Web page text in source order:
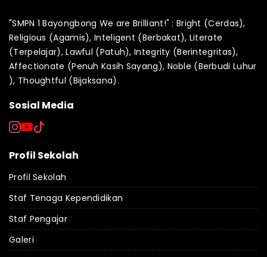
"SMPN 1 Bayongbong We are Brilliant!" : Bright (Cerdas),
Religious (Agamis), Inteligent (Berbakat), Literate
(Terpelajar), Lawful (Patuh), Integrity (Berintegritas),
Affectionate (Penuh Kasih Sayang), Noble (Berbudi Luhur
), Thoughtful (Bijaksana).
Sosial Media
Profil Sekolah
Profil Sekolah
Staf Tenaga Kependidikan
Staf Pengajar
Galeri